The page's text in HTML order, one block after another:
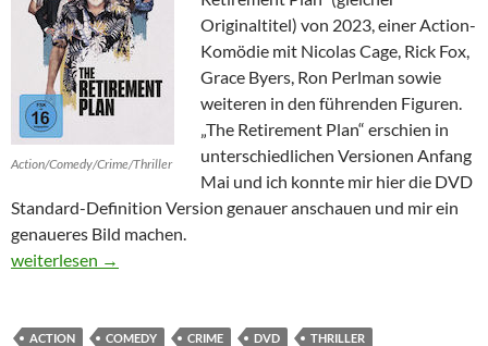
Action/Comedy/Crime/Thriller
Originaltitel) von 2023, einer Action-
Komödie mit Nicolas Cage, Rick Fox,
Grace Byers, Ron Perlman sowie
weiteren in den führenden Figuren.
„The Retirement Plan“ erschien in
unterschiedlichen Versionen Anfang
Mai und ich konnte mir hier die DVD
Standard-Definition Version genauer anschauen und mir ein
genaueres Bild machen.
The Retirement Plan
weiterlesen →
ACTION COMEDY CRIME DVD THRILLER